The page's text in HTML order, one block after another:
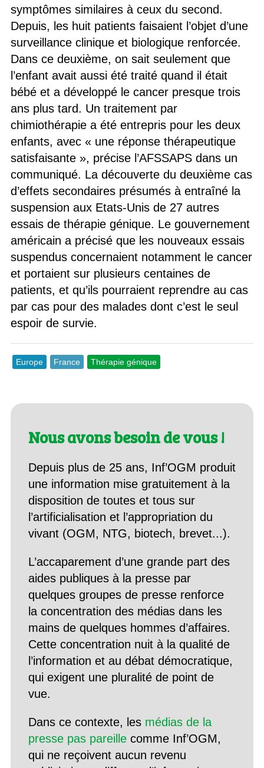
symptômes similaires à ceux du second.
Depuis, les huit patients faisaient l’objet d’une
surveillance clinique et biologique renforcée.
Dans ce deuxième, on sait seulement que
l’enfant avait aussi été traité quand il était
bébé et a développé le cancer presque trois
ans plus tard. Un traitement par
chimiothérapie a été entrepris pour les deux
enfants, avec « une réponse thérapeutique
satisfaisante », précise l’AFSSAPS dans un
communiqué. La découverte du deuxième cas
d’effets secondaires présumés à entraîné la
suspension aux Etats-Unis de 27 autres
essais de thérapie génique. Le gouvernement
américain a précisé que les nouveaux essais
suspendus concernaient notamment le cancer
et portaient sur plusieurs centaines de
patients, et qu’ils pourraient reprendre au cas
par cas pour des malades dont c’est le seul
espoir de survie.
Europe France Thérapie génique
Nous avons besoin de vous !
Depuis plus de 25 ans, Inf’OGM produit
une information mise gratuitement à la
disposition de toutes et tous sur
l’artificialisation et l’appropriation du
vivant (OGM, NTG, biotech, brevet...).
L’accaparement d’une grande part des
aides publiques à la presse par
quelques groupes de presse renforce
la concentration des médias dans les
mains de quelques hommes d’affaires.
Cette concentration nuit à la qualité de
l’information et au débat démocratique,
qui exigent une pluralité de point de
vue.
Dans ce contexte, les médias de la
presse pas pareillecomme Inf’OGM,
qui ne reçoivent aucun revenu